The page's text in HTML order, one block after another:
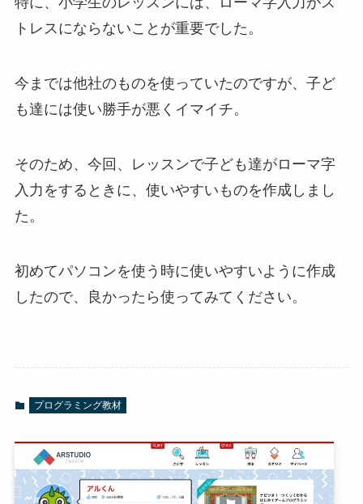
トレスにならないことが重要でした。
今までは他社のものを使っていたのですが、子ど
も達には使い勝手が悪くイマイチ。
そのため、今回、レッスンで子ども達がローマ字
入力をするときに、使いやすいものを作成しまし
た。
初めてパソコンを使う時に使いやすいように作成
したので、良かったら使ってみてください。
プログラミング教材